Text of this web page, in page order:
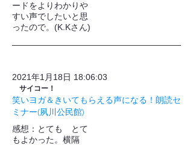
ードをよりわかりや
すい声でしたいと思
ったので。(K.Kさん)
2021年1月18日 18:06:03
サイコー！
笑いヨガ＆きいてもらえる声になる！朗読セ
ミナー(夙川公民館)
​感想：とても とて
もよかった。横隔